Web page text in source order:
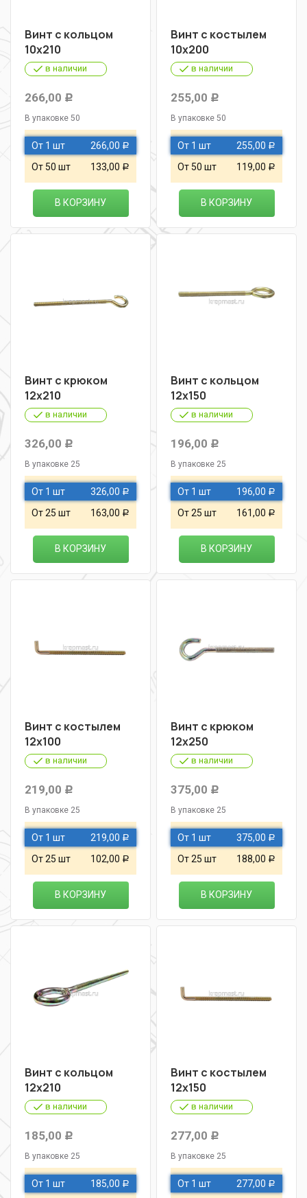
Винт с кольцом
10х210
в наличии
266,00 Р
В упаковке 50
От 1 шт 266,00 Р
От 50 шт 133,00 Р
В КОРЗИНУ
Винт с костылем
10х200
в наличии
255,00 Р
В упаковке 50
От 1 шт 255,00 Р
От 50 шт 119,00 Р
В КОРЗИНУ
Винт с крюком
12х210
в наличии
326,00 Р
В упаковке 25
От 1 шт 326,00 Р
От 25 шт 163,00 Р
В КОРЗИНУ
Винт с кольцом
12х150
в наличии
196,00 Р
В упаковке 25
От 1 шт 196,00 Р
От 25 шт 161,00 Р
В КОРЗИНУ
Винт с костылем
12х100
в наличии
219,00 Р
В упаковке 25
От 1 шт 219,00 Р
От 25 шт 102,00 Р
В КОРЗИНУ
Винт с крюком
12х250
в наличии
375,00 Р
В упаковке 25
От 1 шт 375,00 Р
От 25 шт 188,00 Р
В КОРЗИНУ
Винт с кольцом
12х210
в наличии
185,00 Р
В упаковке 25
От 1 шт 185,00 Р
Винт с костылем
12х150
в наличии
277,00 Р
В упаковке 25
От 1 шт 277,00 Р